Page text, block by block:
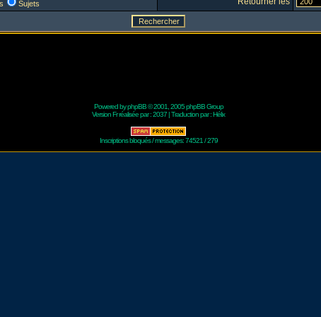
Sujets
Powered byphpBB© 2001, 2005 phpBB Group
Version Fr réalisée par :2037 | Traduction par :Hélix
Inscriptions bloqués / messages: 74521 / 279